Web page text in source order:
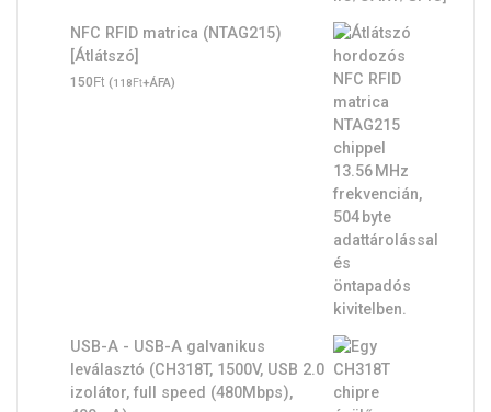
NFC RFID matrica (NTAG215)
[Átlátszó]
150Ft (118Ft+ÁFA)
USB-A - USB-A galvanikus
leválasztó (CH318T, 1500V, USB 2.0
izolátor, full speed (480Mbps),